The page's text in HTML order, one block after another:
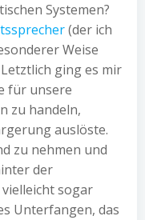
Systemen?
(der ich
Weise
ging es mir
für unsere
zu handeln,
auslöste.
zu nehmen und
der
sogar
Unterfangen, das